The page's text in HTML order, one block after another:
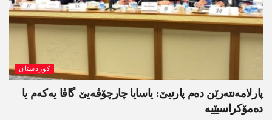
کوردستان
پارلامەنتەرێن دەم پارتیێ: یاسایا چارچۆڤەیێ گاڤا یەکەم یا
دەمۆکراسیێیە